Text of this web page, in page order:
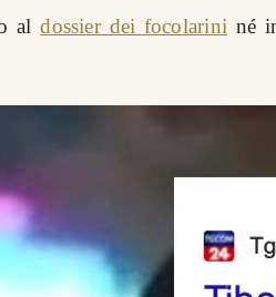
aldossier dei focolarini né